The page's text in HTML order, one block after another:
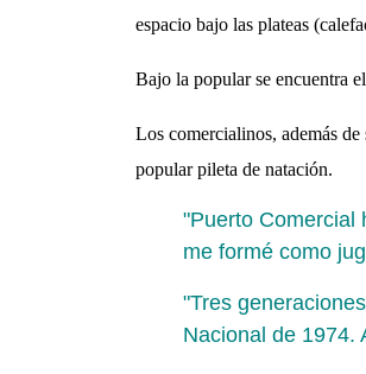
espacio bajo las plateas
Bajo la popular se encuentra
Los comercialinos, además
popular pileta de natación.
"Puerto Comercial
me formé como
"Tres
Nacional de 1974.